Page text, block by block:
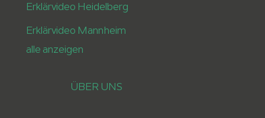
Erklärvideo Heidelberg
Erklärvideo Mannheim
alle anzeigen
ÜBER UNS